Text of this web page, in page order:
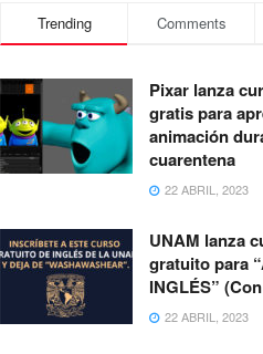
Trending Comments
Pixar lanza
gratis para
animación
cuarentena
22 ABRIL, 2023
UNAM lanza
gratuito para
INGLÉS”
22 ABRIL, 2023